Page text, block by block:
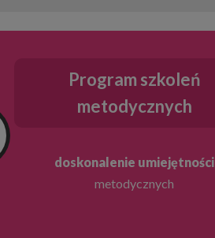
Program szkoleń
metodycznych
doskonalenie umiejętności
metodycznych